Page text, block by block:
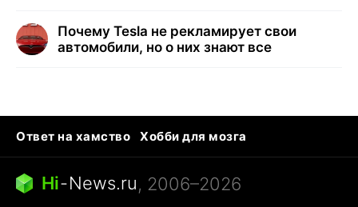
Почему Tesla не рекламирует свои
автомобили, но о них знают все
Ответ на хамство
Хобби для мозга
Бензин 100 и 95
Тунцы в океанариуме
Следующая пандемия
Hi-News.ru, 2006–2026